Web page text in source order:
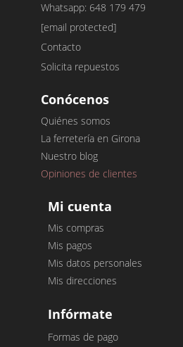
Whatsapp: 648 179 479
[email protected]
Contacto
Solicita repuestos
Conócenos
Quiénes somos
La ferretería en Girona
Nuestro blog
Opiniones de clientes
Mi cuenta
Mis compras
Mis pagos
Mis datos personales
Mis direcciones
Infórmate
Formas de pago